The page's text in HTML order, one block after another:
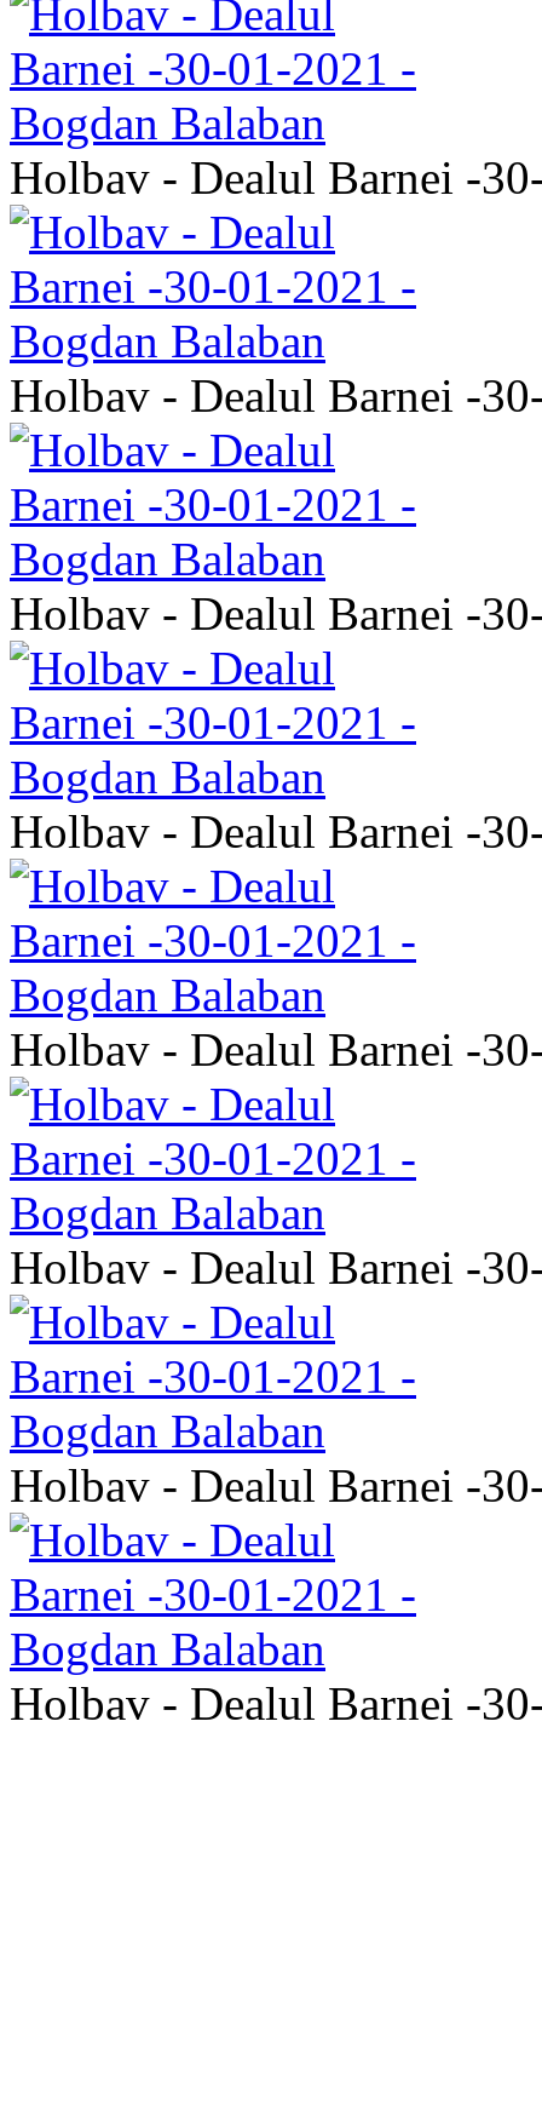
Holbav - Dealul Barnei -
Holbav - Dealul Barnei -
Holbav - Dealul Barnei -
Holbav - Dealul Barnei -
Holbav - Dealul Barnei -
Holbav - Dealul Barnei -
Holbav - Dealul Barnei -
Holbav - Dealul Barnei -